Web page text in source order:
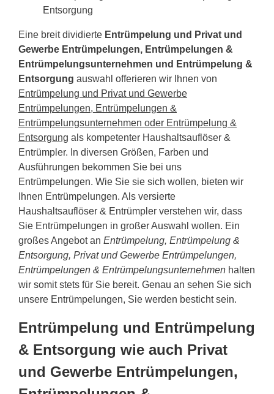
Entsorgung
Eine breit dividierte Entrümpelung und Privat und
Gewerbe Entrümpelungen, Entrümpelungen &
Entrümpelungsunternehmen und Entrümpelung &
Entsorgung auswahl offerieren wir Ihnen von
Entrümpelung und Privat und Gewerbe
Entrümpelungen, Entrümpelungen &
Entrümpelungsunternehmen oder Entrümpelung &
Entsorgung als kompetenter Haushaltsauflöser &
Entrümpler. In diversen Größen, Farben und
Ausführungen bekommen Sie bei uns
Entrümpelungen. Wie Sie sie sich wollen, bieten wir
Ihnen Entrümpelungen. Als versierte
Haushaltsauflöser & Entrümpler verstehen wir, dass
Sie Entrümpelungen in großer Auswahl wollen. Ein
großes Angebot an Entrümpelung, Entrümpelung &
Entsorgung, Privat und Gewerbe Entrümpelungen,
Entrümpelungen & Entrümpelungsunternehmen halten
wir somit stets für Sie bereit. Genau an sehen Sie sich
unsere Entrümpelungen, Sie werden besticht sein.
Entrümpelung und Entrümpelung
& Entsorgung wie auch Privat
und Gewerbe Entrümpelungen,